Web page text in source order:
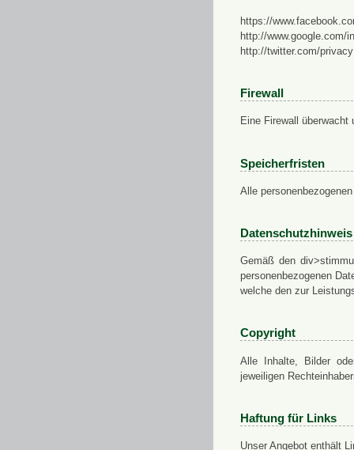
https://
http://www.google.com/
http://twitter.com/privacy
Firewall
Eine Firewall
Speicherfristen
Alle
Datenschutzhinweis
Gemäß den
personenbezogenen
welche den zur
Copyright
Alle Inhalte, Bilder
jeweiligen
Haftung für Links
Unser Angebot enthält